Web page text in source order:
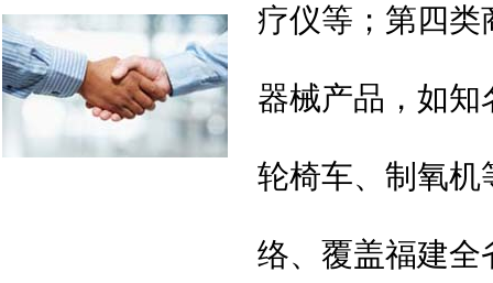
疗仪等；第四类
器械产品，如
轮椅车、制氧机
络、覆盖福建全